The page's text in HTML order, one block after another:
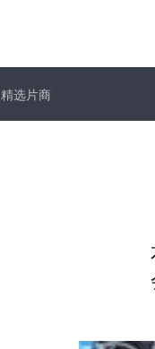
精选片商